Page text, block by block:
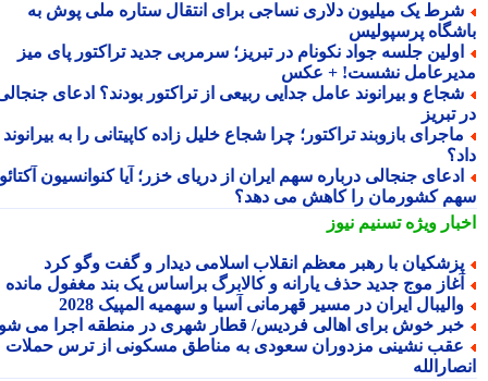
یک میلیون دلاری نساجی برای انتقال ستاره ملی پوش به
پرسپولیس
جلسه جواد نکونام در تبریز؛ سرمربی جدید تراکتور پای میز
نشست! + عکس
و بیرانوند عامل جدایی ربیعی از تراکتور بودند؟ ادعای جنجالی
تبریز
بازوبند تراکتور؛ چرا شجاع خلیل زاده کاپیتانی را به بیرانوند
جنجالی درباره سهم ایران از دریای خزر؛ آیا کنوانسیون آکتائو
کشورمان را کاهش می دهد؟
ویژهتسنیم نیوز
با رهبر معظم انقلاب اسلامی دیدار و گفت وگو کرد
موج جدید حذف یارانه و کالابرگ براساس یک بند مغفول مانده
ایران در مسیر قهرمانی آسیا و سهمیه المپیک 2028
خوش برای اهالی فردیس/ قطار شهری در منطقه اجرا می شود
نشینی مزدوران سعودی به مناطق مسکونی از ترس حملات